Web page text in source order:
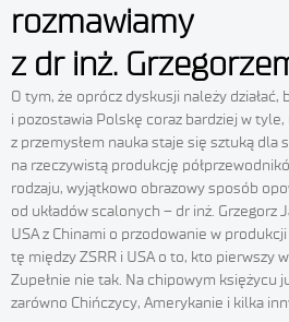
rozmawiamy
z dr inż.
O tym, że oprócz dyskusji należy działać,
i pozostawia Polskę coraz bardziej w
z przemysłem nauka staje się sztuką dla
na rzeczywistą produkcję
rodzaju, wyjątkowo obrazowy sposób
od układów scalonych – dr inż. Grzegorz
USA z Chinami o przodowanie w
tę między ZSRR i USA o to, kto pierwszy
Zupełnie nie tak. Na chipowym księżycu
zarówno Chińczycy, Amerykanie i kilka